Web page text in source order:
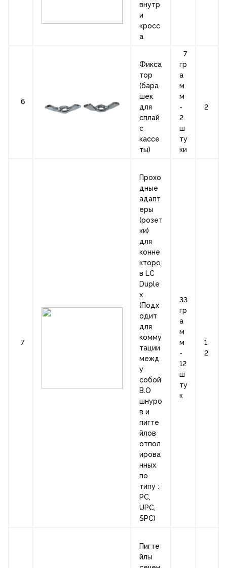
внутр
и
кросс
а
6
Фикса
тор
(бара
шек
для
сплай
с
кассе
ты)
7
гр
а
м
м
-
2
ш
ту
ки
2
7
Прохо
дные
адапт
еры
(розет
ки)
для
конне
кторо
в LC
Duple
x
(Подх
одит
для
комму
тации
межд
у
собой
В.О
шнуро
в и
пигте
йлов
отпол
ирова
нных
по
типу :
PC,
UPC,
SPC)
33
гр
а
м
м
-
12
ш
ту
к
1
2
Пигте
йлы